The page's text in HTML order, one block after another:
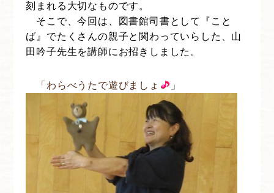
刻まれる大切なものです。
そこで、今回は、図書館司書として『こと
ば』でたくさんの親子と関わっていらした、山
田吟子先生を講師にお招きしました。
「わらべうたで遊びましょ 」